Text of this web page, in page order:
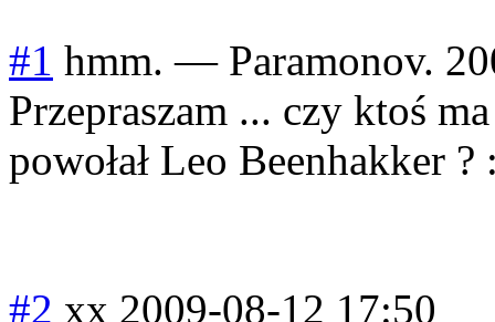
#1 hmm. — Paramonov.
Przepraszam ... czy ktoś
powołał Leo Beenhakker
#2 xx 2009-08-12 17:50